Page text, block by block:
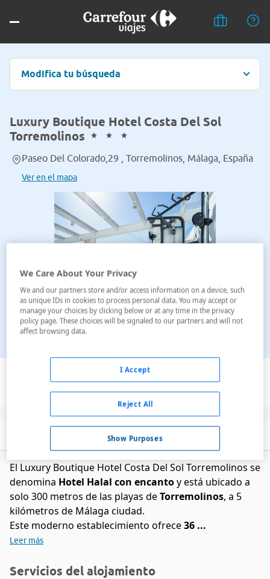
Modifica tu búsqueda
Luxury Boutique Hotel Costa Del Sol
Torremolinos
Paseo Del Colorado,29 , Torremolinos, Málaga, España
Ver en el mapa
Ver en el mapa
Servicios
El Luxury Boutique Hotel Costa Del Sol Torremolinos se
denomina Hotel Halal con encantoy está ubicado a
solo 300 metros de las playas deTorremolinos, a 5
kilómetros de Málaga ciudad.
Este moderno establecimiento ofrece36 ...
Leer más
Servicios del alojamiento
We Care About Your Privacy
We and our partners store and/or access information on a device, such
as unique IDs in cookies to process personal data. You may accept or
manage your choices by clicking below or at any time in the privacy
policy page. These choices will be signaled to our partners and will not
affect browsing data.
Show Purposes
Reject All
I Accept